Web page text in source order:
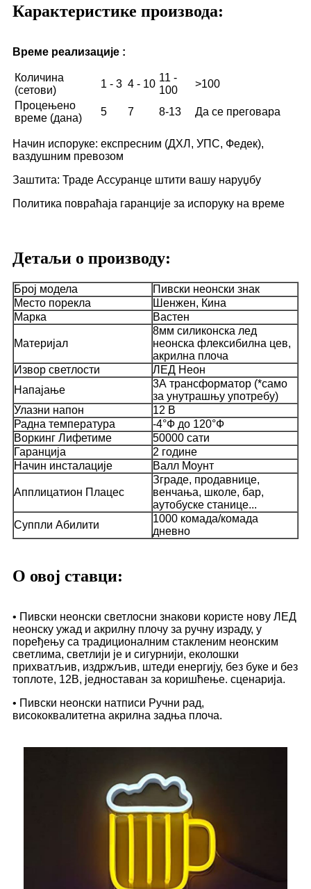
Карактеристике производа:
Време реализације :
Количина
(сетови)
1 - 3 4 - 10
11 -
100
>100
Процењено
време (дана)
5 7 8-13 Да се ​​преговара
Начин испоруке: експресним (ДХЛ, УПС, Федек),
ваздушним превозом
Заштита: Траде Ассуранце штити вашу наруџбу
Политика повраћаја гаранције за испоруку на време
Детаљи о производу:
Број модела
Пивски неонски знак
Место порекла
Шенжен, Кина
Марка
Вастен
Материјал
8мм силиконска лед
неонска флексибилна цев,
акрилна плоча
Извор светлости
ЛЕД Неон
Напајање
3А трансформатор (*само
за унутрашњу употребу)
Улазни напон
12 В
Радна температура
-4°Ф до 120°Ф
Воркинг Лифетиме
50000 сати
Гаранција
2 године
Начин инсталације
Валл Моунт
Апплицатион Плацес
Зграде, продавнице,
венчања, школе, бар,
аутобуске станице...
Суппли Абилити
1000 комада/комада
дневно
О овој ставци:
• Пивски неонски светлосни знакови користе нову ЛЕД
неонску ужад и акрилну плочу за ручну израду, у
поређењу са традиционалним стакленим неонским
светлима, светлији је и сигурнији, еколошки
прихватљив, издржљив, штеди енергију, без буке и без
топлоте, 12В, једноставан за коришћење. сценарија.
• Пивски неонски натписи Ручни рад,
висококвалитетна акрилна задња плоча.